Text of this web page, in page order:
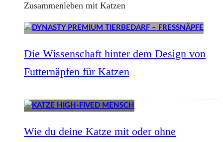
Zusammenleben mit Katzen
Die Wissenschaft hinter dem Design von
Futternäpfen für Katzen
Wie du deine Katze mit oder ohne